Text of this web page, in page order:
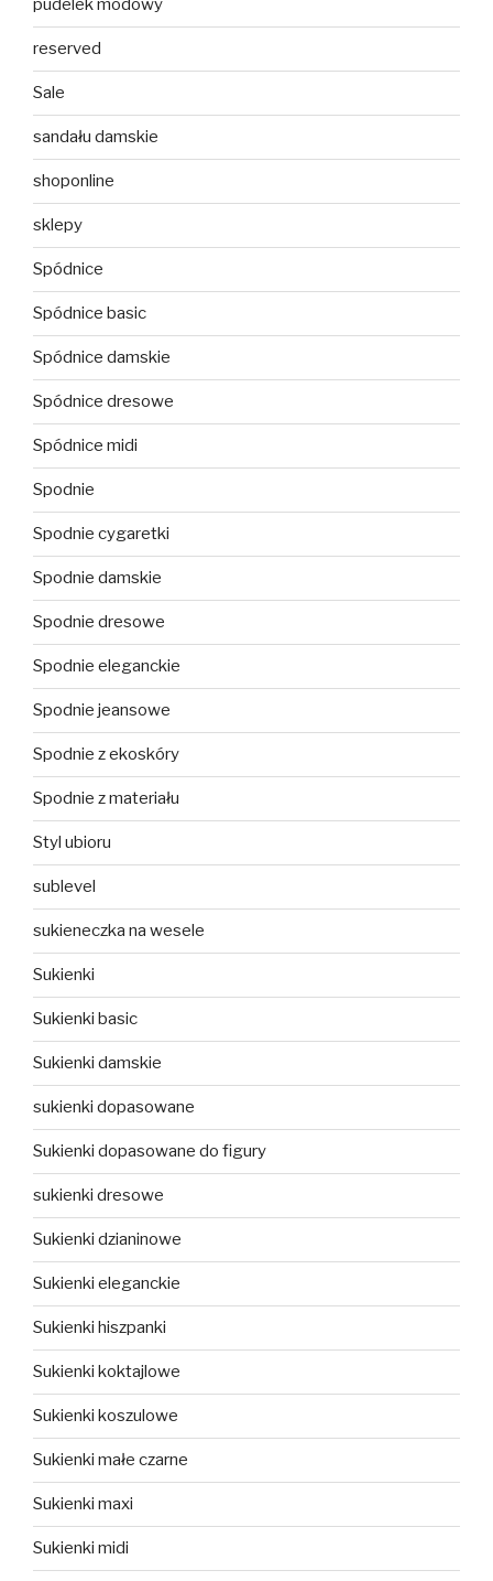
pudelek modowy
reserved
Sale
sandału damskie
shoponline
sklepy
Spódnice
Spódnice basic
Spódnice damskie
Spódnice dresowe
Spódnice midi
Spodnie
Spodnie cygaretki
Spodnie damskie
Spodnie dresowe
Spodnie eleganckie
Spodnie jeansowe
Spodnie z ekoskóry
Spodnie z materiału
Styl ubioru
sublevel
sukieneczka na wesele
Sukienki
Sukienki basic
Sukienki damskie
sukienki dopasowane
Sukienki dopasowane do figury
sukienki dresowe
Sukienki dzianinowe
Sukienki eleganckie
Sukienki hiszpanki
Sukienki koktajlowe
Sukienki koszulowe
Sukienki małe czarne
Sukienki maxi
Sukienki midi